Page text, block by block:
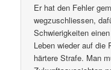
Er hat den Fehler
wegzuschliessen,
Schwierigkeiten
Leben wieder auf die
härtere Strafe. Man